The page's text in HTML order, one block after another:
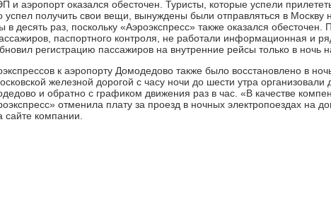
и аэропорт оказался обесточен. Туристы, которые успели
успел получить свои вещи, вынуждены были отправляться в Москву
в десять раз, поскольку «Аэроэкспресс» также оказался обесточен.
паспортного контроля, не работали информационная и
регистрацию пассажиров на внутренние рейсы только в ночь
к аэропорту Домодедово также было восстановлено в
железной дорогой с часу ночи до шести утра организовали
и обратно с графиком движения раз в час. «В качестве
отменила плату за проезд в ночных электропоездах на
компании.